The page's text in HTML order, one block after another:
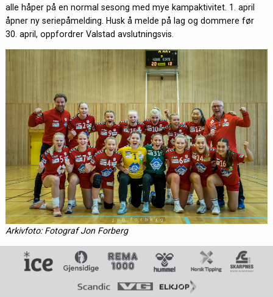
alle håper på en normal sesong med mye kampaktivitet. 1. april
åpner ny seriepåmelding. Husk å melde på lag og dommere før
30. april, oppfordrer Valstad avslutningsvis.
Arkivfoto: Fotograf Jon Forberg